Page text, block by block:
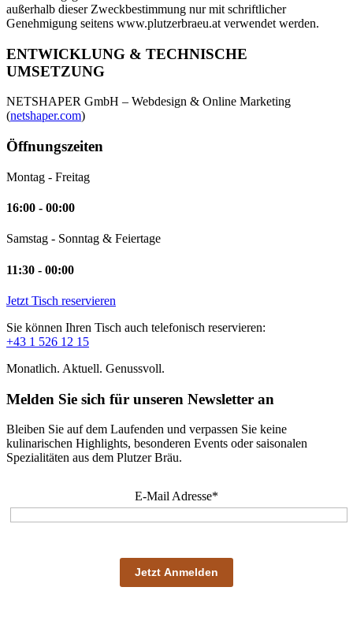
außerhalb dieser Zweckbestimmung nur mit schriftlicher
Genehmigung seitens www.plutzerbraeu.at verwendet werden.
ENTWICKLUNG & TECHNISCHE
UMSETZUNG
NETSHAPER GmbH – Webdesign & Online Marketing
(netshaper.com)
Öffnungszeiten
Montag - Freitag
16:00 - 00:00
Samstag - Sonntag & Feiertage
11:30 - 00:00
Jetzt Tisch reservieren
Sie können Ihren Tisch auch telefonisch reservieren:
+43 1 526 12 15
Monatlich. Aktuell. Genussvoll.
Melden Sie sich für unseren Newsletter an
Bleiben Sie auf dem Laufenden und verpassen Sie keine
kulinarischen Highlights, besonderen Events oder saisonalen
Spezialitäten aus dem Plutzer Bräu.
E-Mail Adresse*